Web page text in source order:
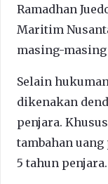
Ramadhan
Maritim
masing-masing
Selain
dikenakan
penjara.
tambahan
5 tahun